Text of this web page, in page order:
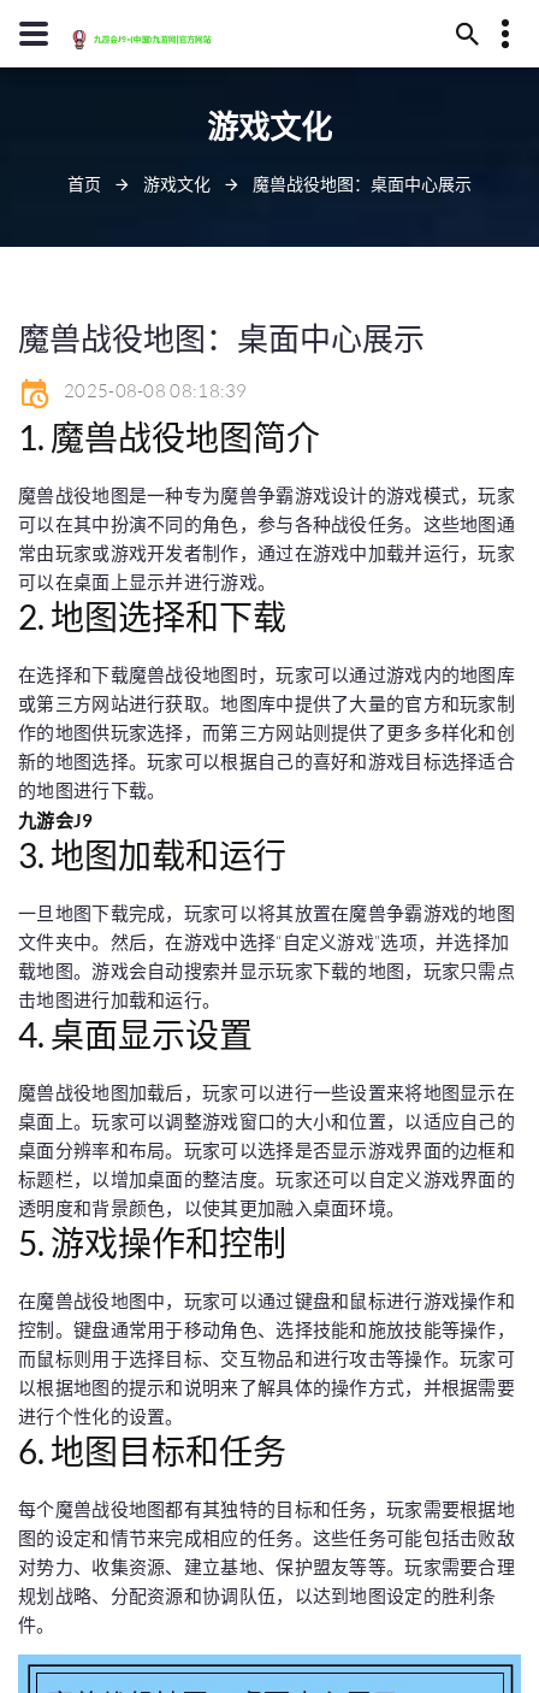
13594780436
贵阳市县库河251号
游戏文化
首页 游戏文化 魔兽战役地图：桌面中心展示
魔兽战役地图：桌面中心展示
2025-08-08 08:18:39
1. 魔兽战役地图简介
魔兽战役地图是一种专为魔兽争霸游戏设计的游戏模式，玩家
可以在其中扮演不同的角色，参与各种战役任务。这些地图通
常由玩家或游戏开发者制作，通过在游戏中加载并运行，玩家
可以在桌面上显示并进行游戏。
2. 地图选择和下载
在选择和下载魔兽战役地图时，玩家可以通过游戏内的地图库
或第三方网站进行获取。地图库中提供了大量的官方和玩家制
作的地图供玩家选择，而第三方网站则提供了更多多样化和创
新的地图选择。玩家可以根据自己的喜好和游戏目标选择适合
的地图进行下载。
九游会J9
3. 地图加载和运行
一旦地图下载完成，玩家可以将其放置在魔兽争霸游戏的地图
文件夹中。然后，在游戏中选择“自定义游戏”选项，并选择加
载地图。游戏会自动搜索并显示玩家下载的地图，玩家只需点
击地图进行加载和运行。
4. 桌面显示设置
魔兽战役地图加载后，玩家可以进行一些设置来将地图显示在
桌面上。玩家可以调整游戏窗口的大小和位置，以适应自己的
桌面分辨率和布局。玩家可以选择是否显示游戏界面的边框和
标题栏，以增加桌面的整洁度。玩家还可以自定义游戏界面的
透明度和背景颜色，以使其更加融入桌面环境。
5. 游戏操作和控制
在魔兽战役地图中，玩家可以通过键盘和鼠标进行游戏操作和
控制。键盘通常用于移动角色、选择技能和施放技能等操作，
而鼠标则用于选择目标、交互物品和进行攻击等操作。玩家可
以根据地图的提示和说明来了解具体的操作方式，并根据需要
进行个性化的设置。
6. 地图目标和任务
每个魔兽战役地图都有其独特的目标和任务，玩家需要根据地
图的设定和情节来完成相应的任务。这些任务可能包括击败敌
对势力、收集资源、建立基地、保护盟友等等。玩家需要合理
规划战略、分配资源和协调队伍，以达到地图设定的胜利条
件。